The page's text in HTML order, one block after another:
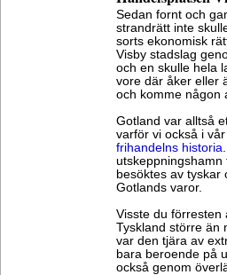
Sedan fornt och
strandrätt inte
sorts ekonomisk
Visby stadslag
och en skulle hela
vore där åker eller
och komme någon
Gotland var alltså
varför vi också i
frihandelns historia
besöktes av tyskar
Gotlands varor.
Visste du förresten
Tyskland större än
var den tjära av
bara beroende på
också genom